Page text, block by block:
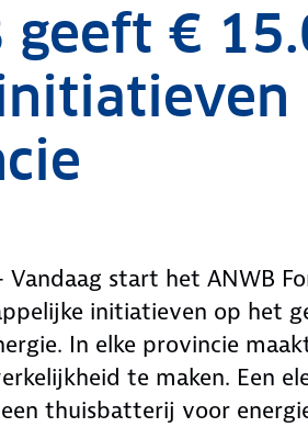
geeft €
Vandaag start het ANWB
initiatieven op het
In elke provincie
te maken. Een
thuisbatterij voor